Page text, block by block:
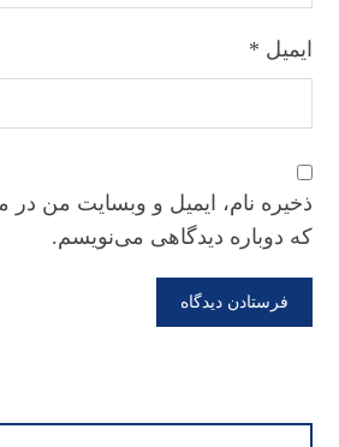
ایمیل *
ذخیره نام، ایمیل و وبسایت من در
که دوباره دیدگاهی می‌نویسم.
فرستادن دیدگاه